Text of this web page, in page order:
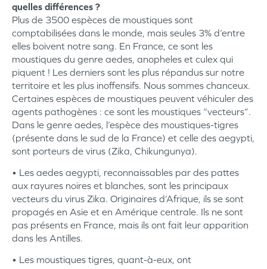
quelles différences ?
Plus de 3500 espèces de moustiques sont
comptabilisées dans le monde, mais seules 3% d’entre
elles boivent notre sang. En France, ce sont les
moustiques du genre aedes, anopheles et culex qui
piquent ! Les derniers sont les plus répandus sur notre
territoire et les plus inoffensifs. Nous sommes chanceux.
Certaines espèces de moustiques peuvent véhiculer des
agents pathogènes : ce sont les moustiques “vecteurs”.
Dans le genre aedes, l’espèce des moustiques-tigres
(présente dans le sud de la France) et celle des aegypti,
sont porteurs de virus (Zika, Chikungunya).
• Les aedes aegypti, reconnaissables par des pattes
aux rayures noires et blanches, sont les principaux
vecteurs du virus Zika. Originaires d’Afrique, ils se sont
propagés en Asie et en Amérique centrale. Ils ne sont
pas présents en France, mais ils ont fait leur apparition
dans les Antilles.
• Les moustiques tigres, quant-à-eux, ont